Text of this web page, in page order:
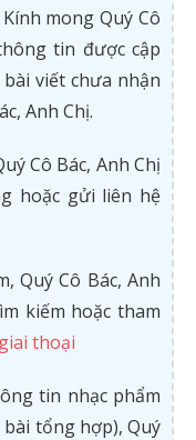
mong Quý Cô
tin được cập
viết chưa nhận
Anh Chị.
Cô Bác, Anh Chị
hoặc gửi liên hệ
Quý Cô Bác, Anh
kiếm hoặc tham
thoại
tin nhạc phẩm
tổng hợp), Quý